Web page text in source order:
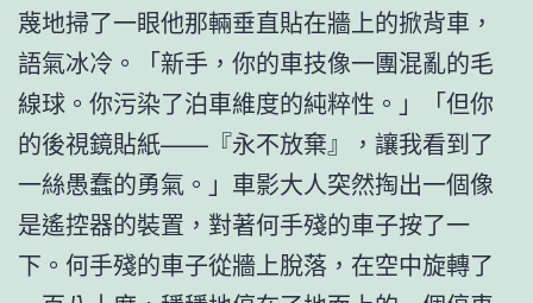
蔑地掃了一眼他那輛垂直貼在牆上的掀背車，
語氣冰冷。「新手，你的車技像一團混亂的毛
線球。你污染了泊車維度的純粹性。」「但你
的後視鏡貼紙——『永不放棄』，讓我看到了
一絲愚蠢的勇氣。」車影大人突然掏出一個像
是遙控器的裝置，對著何手殘的車子按了一
下。何手殘的車子從牆上脫落，在空中旋轉了